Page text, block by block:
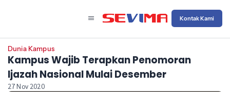
Kontak Kami
Dunia Kampus
Kampus Wajib Terapkan Penomoran
Ijazah Nasional Mulai Desember
27 Nov 2020